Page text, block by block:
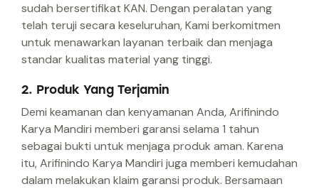
sudah bersertifikat KAN. Dengan peralatan yang
telah teruji secara keseluruhan, Kami berkomitmen
untuk menawarkan layanan terbaik dan menjaga
standar kualitas material yang tinggi.
2. Produk Yang Terjamin
Demi keamanan dan kenyamanan Anda, Arifinindo
Karya Mandiri memberi garansi selama 1 tahun
sebagai bukti untuk menjaga produk aman. Karena
itu, Arifinindo Karya Mandiri juga memberi kemudahan
dalam melakukan klaim garansi produk. Bersamaan